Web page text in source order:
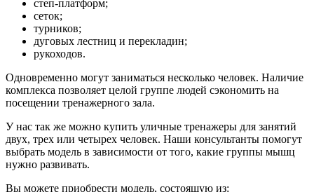
степ-платформ;
сеток;
турников;
дуговых лестниц и перекладин;
рукоходов.
Одновременно могут заниматься несколько человек. Наличие
комплекса позволяет целой группе людей сэкономить на
посещении тренажерного зала.
У нас так же можно купить уличные тренажеры для занятий
двух, трех или четырех человек. Наши консультанты помогут
выбрать модель в зависимости от того, какие группы мышц
нужно развивать.
Вы можете приобрести модель, состоящую из: